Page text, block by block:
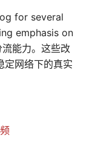
for several
emphasis on
能力。这些改
定网络下的真实